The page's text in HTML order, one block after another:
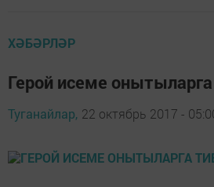
ХӘБӘРЛӘР
Герой исеме
Туганайлар, 22 октябрь 2017 -